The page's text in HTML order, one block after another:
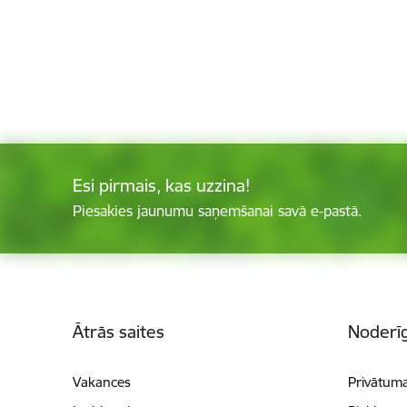
Esi pirmais, kas uzzina!
Piesakies jaunumu saņemšanai savā e-pastā.
Ātrās saites
Vakances